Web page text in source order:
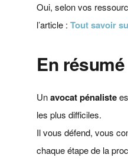
Oui, selon vos
l’article :Tout savoir
En résumé
Unavocat pénaliste
les plus difficiles.
Il vous défend, vous
chaque étape de la